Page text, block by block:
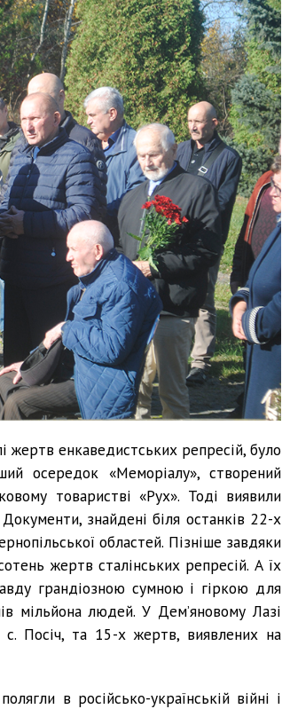
жертв енкаведистських репресій, було
осередок «Меморіалу», створений
товаристві «Рух». Тоді виявили
знайдені біля останків 22-х
областей. Пізніше завдяки
жертв сталінських репресій. А їх
грандіозною сумною і гіркою для
мільйона людей. У Дем’яновому Лазі
Посіч, та 15-х жертв, виявлених на
в російсько-українській війні і